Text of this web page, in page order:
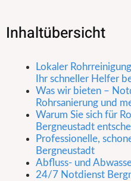
Inhaltübersicht
Lokaler
Ihr schneller Helfer
Was wir bieten –
Rohrsanierung und
Warum Sie sich für
Bergneustadt
Professionelle,
Bergneustadt
Abfluss- und
24/7 Notdienst